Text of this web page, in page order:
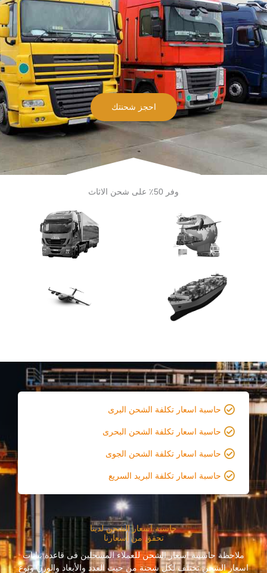
احجز شحنتك
وفر 50٪ على شحن الاثاث
حاسبة اسعار تكلفة الشحن البرى
حاسبة اسعار تكلفة الشحن البحرى
حاسبة اسعار تكلفة الشحن الجوى
حاسبة اسعار تكلفة البريد السريع
حاسبة اسعار الشحن لدينا
تحقق من أسعارنا
ملاحظة حاسبىة اسعار الشحن للعملاء المسجلين فى قاعدة بيانات
اسعار الشحن تختلف لكل شحنة من حيث العدد والأبعاد والوزن ونوع